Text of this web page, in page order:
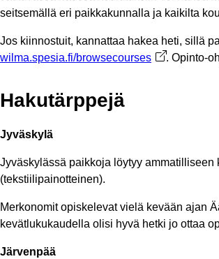
seitsemällä eri paikkakunnalla ja kaikilta
Jos kiinnostuit, kannattaa hakea heti, sillä
wilma.spesia.fi/browsecourses Avautuu
. Opinto-
Hakutärppejä
Jyväskylä
Jyväskylässä paikkoja löytyy
(tekstiilipainotteinen).
Merkonomit opiskelevat vielä kevään ajan
kevätlukukaudella olisi hyvä hetki jo ottaa
Järvenpää